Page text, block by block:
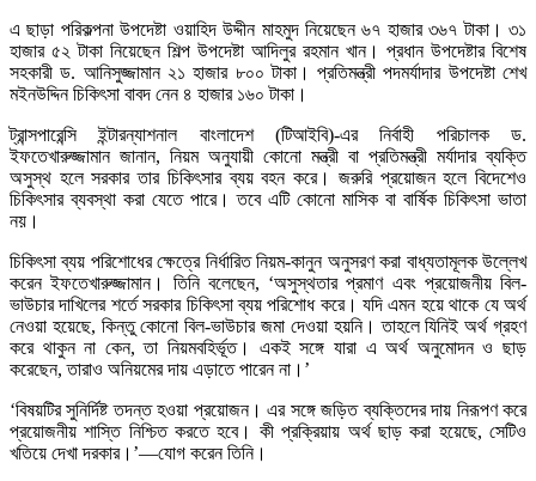
এ ছাড়া পরিকল্পনা উপদেষ্টা ওয়াহিদ উদ্দীন মাহমুদ নিয়েছেন ৬৭ হাজার ৩৬৭ টাকা। ৩১
হাজার ৫২ টাকা নিয়েছেন শিল্প উপদেষ্টা আদিলুর রহমান খান। প্রধান উপদেষ্টার বিশেষ
সহকারী ড. আনিসুজ্জামান ২১ হাজার ৮০০ টাকা। প্রতিমন্ত্রী পদমর্যাদার উপদেষ্টা শেখ
মইনউদ্দিন চিকিৎসা বাবদ নেন ৪ হাজার ১৬০ টাকা।
ট্রান্সপারেন্সি ইন্টারন্যাশনাল বাংলাদেশ (টিআইবি)-এর নির্বাহী পরিচালক ড.
ইফতেখারুজ্জামান জানান, নিয়ম অনুযায়ী কোনো মন্ত্রী বা প্রতিমন্ত্রী মর্যাদার ব্যক্তি
অসুস্থ হলে সরকার তার চিকিৎসার ব্যয় বহন করে। জরুরি প্রয়োজন হলে বিদেশেও
চিকিৎসার ব্যবস্থা করা যেতে পারে। তবে এটি কোনো মাসিক বা বার্ষিক চিকিৎসা ভাতা
নয়।
চিকিৎসা ব্যয় পরিশোধের ক্ষেত্রে নির্ধারিত নিয়ম-কানুন অনুসরণ করা বাধ্যতামূলক উল্লেখ
করেন ইফতেখারুজ্জামান। তিনি বলেছেন, ‘অসুস্থতার প্রমাণ এবং প্রয়োজনীয় বিল-
ভাউচার দাখিলের শর্তে সরকার চিকিৎসা ব্যয় পরিশোধ করে। যদি এমন হয়ে থাকে যে অর্থ
নেওয়া হয়েছে, কিন্তু কোনো বিল-ভাউচার জমা দেওয়া হয়নি। তাহলে যিনিই অর্থ গ্রহণ
করে থাকুন না কেন, তা নিয়মবহির্ভূত। একই সঙ্গে যারা এ অর্থ অনুমোদন ও ছাড়
করেছেন, তারাও অনিয়মের দায় এড়াতে পারেন না।’
‘বিষয়টির সুনির্দিষ্ট তদন্ত হওয়া প্রয়োজন। এর সঙ্গে জড়িত ব্যক্তিদের দায় নিরূপণ করে
প্রয়োজনীয় শাস্তি নিশ্চিত করতে হবে। কী প্রক্রিয়ায় অর্থ ছাড় করা হয়েছে, সেটিও
খতিয়ে দেখা দরকার।’—যোগ করেন তিনি।